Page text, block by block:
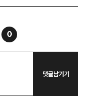
0
댓글남기기